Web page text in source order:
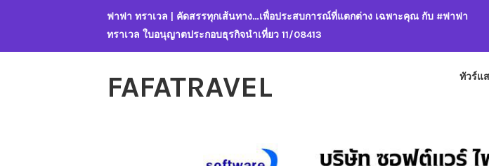
ฟาฟา ทราเวล | คัดสรรทุกเส้นทาง…เพื่อประสบการณ์ที่แตกต่าง เฉพาะคุณ กับ #ฟาฟา
ทราเวล ใบอนุญาตประกอบธุรกิจนำเที่ยว 11/08413
FAFATRAVEL ทัวร์แ